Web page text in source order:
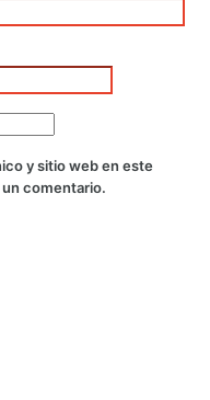
y sitio web en este
un comentario.